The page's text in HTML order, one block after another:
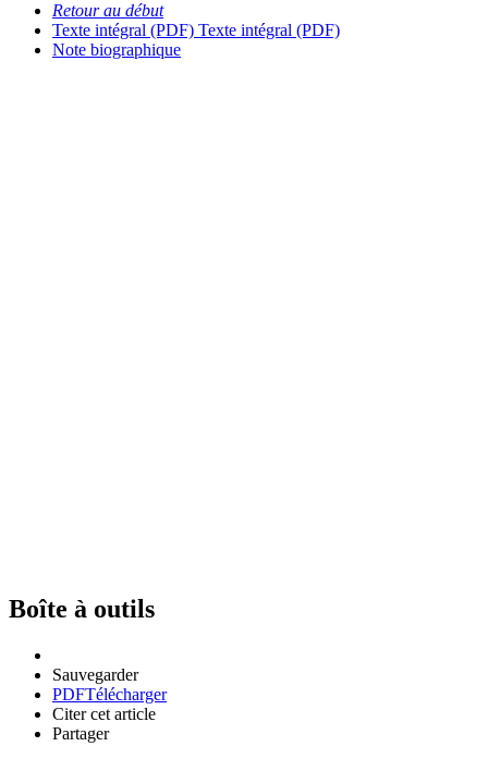
Retour au début
Texte intégral (PDF) Texte intégral (PDF)
Note biographique
Boîte à outils
Sauvegarder
PDFTélécharger
Citer cet article
Partager